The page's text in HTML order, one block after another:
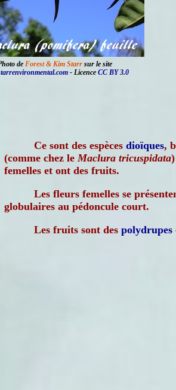
de Forest & Kim Starr sur le site
- Licence CC BY 3.0
Ce sont des espèces dioïques,
(comme chez leMaclura tricuspidata
femelles et ont des fruits.
Les fleurs femelles se
globulaires au pédoncule court.
Les fruits sont des polydrupes